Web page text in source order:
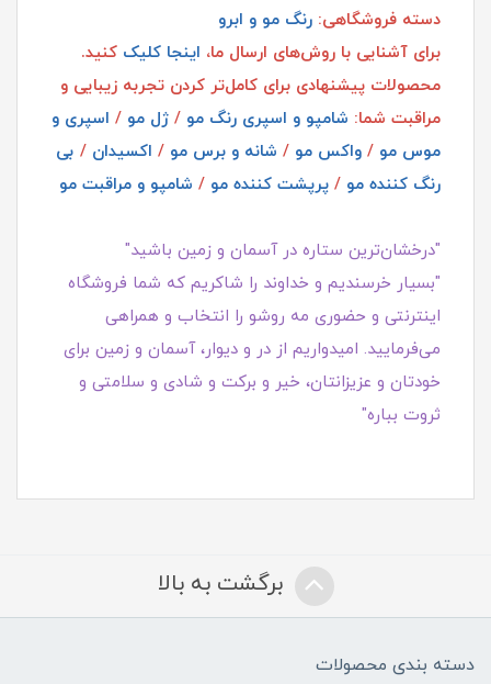
دسته فروشگاهی: رنگ مو و ابرو
برای آشنایی با روش‌های ارسال ما، اینجا کلیک کنید.
محصولات پیشنهادی برای کامل‌تر کردن تجربه زیبایی و
مراقبت شما: شامپو و اسپری رنگ مو / ژل مو / اسپری و
موس مو / واکس مو / شانه و برس مو / اکسیدان / بی
رنگ کننده مو / پرپشت کننده مو / شامپو و مراقبت مو
"درخشان‌ترین ستاره در آسمان و زمین باشید"
"بسیار خرسندیم و خداوند را شاکریم که شما فروشگاه
اینترنتی و حضوری مه روشو را انتخاب و همراهی
می‌فرمایید. امیدواریم از در و دیوار، آسمان و زمین برای
خودتان و عزیزانتان، خیر و برکت و شادی و سلامتی و
ثروت بباره"
برگشت به بالا
دسته بندی محصولات